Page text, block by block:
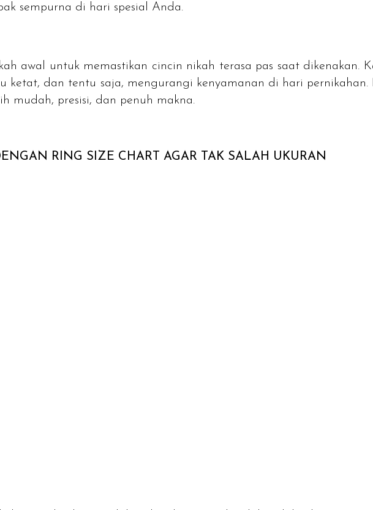
sempurna di hari spesial Anda.
awal untuk memastikan cincin nikah terasa pas saat dikenakan.
ketat, dan tentu saja, mengurangi kenyamanan di hari
mudah, presisi, dan penuh makna.
RING SIZE CHART AGAR TAK SALAH UKURAN